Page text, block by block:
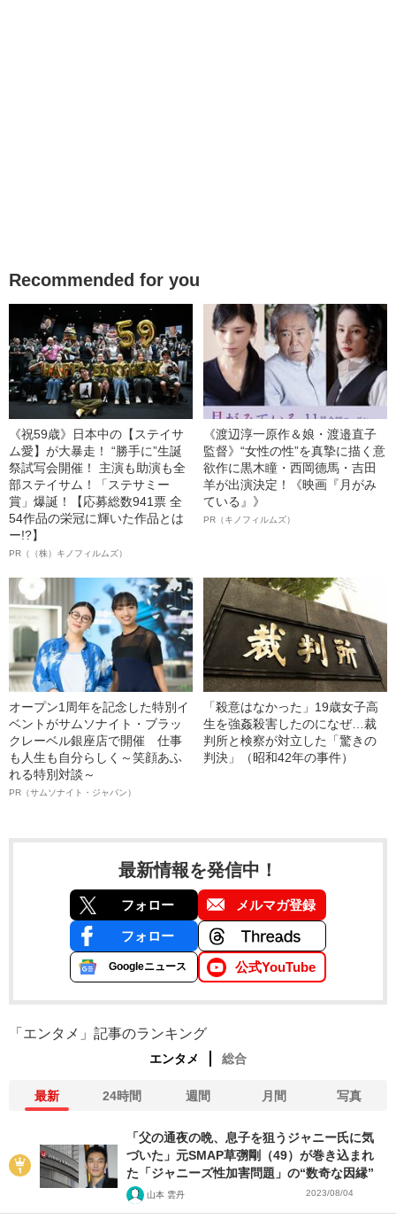
Recommended for you
《祝59歳》日本中の【ステイサ
ム愛】が大暴走！ “勝手に”生誕
祭試写会開催！ 主演も助演も全
部ステイサム！「ステサミー
賞」爆誕！【応募総数941票 全
54作品の栄冠に輝いた作品とは
ー!?】
PR（（株）キノフィルムズ）
《渡辺淳一原作＆娘・渡邉直子
監督》“女性の性”を真摯に描く意
欲作に黒木瞳・西岡德馬・吉田
羊が出演決定！《映画『月がみ
ている』》
PR（キノフィルムズ）
オープン1周年を記念した特別イ
ベントがサムソナイト・ブラッ
クレーベル銀座店で開催 仕事
も人生も自分らしく～笑顔あふ
れる特別対談～
PR（サムソナイト・ジャパン）
「殺意はなかった」19歳女子高
生を強姦殺害したのになぜ…裁
判所と検察が対立した「驚きの
判決」（昭和42年の事件）
最新情報を発信中！
フォロー メルマガ登録
フォロー
Googleニュース 公式YouTube
「エンタメ」記事のランキング
エンタメ 総合
最新 24時間 週間 月間 写真
「父の通夜の晩、息子を狙うジャニー氏に気
づいた」元SMAP草彅剛（49）が巻き込まれ
た「ジャニーズ性加害問題」の“数奇な因縁”
山本 雲丹 2023/08/04